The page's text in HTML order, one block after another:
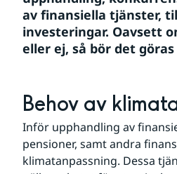
av finansiella tjänster,
investeringar. Oavsett
eller ej, så bör det
Behov av
Inför upphandling av
pensioner, samt andra
klimatanpassning. Dessa